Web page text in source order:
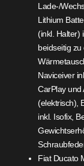
Lade-/
Lithium
(inkl. Halter)
beidseitig zu
Naviceiver
CarPlay und
(elektrisch),
inkl. Isofix,
Fiat Ducato